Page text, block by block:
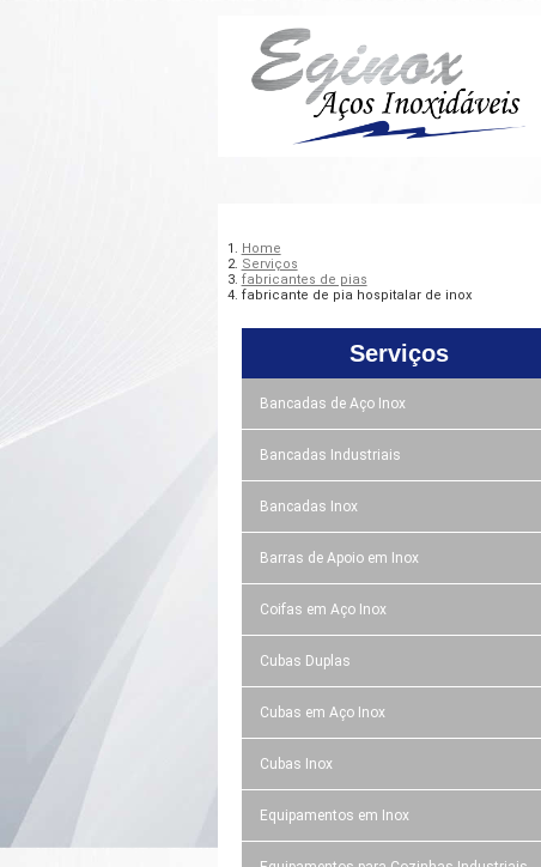
Home
Serviços
fabricantes de pias
fabricante de pia hospitalar de inox
Serviços
Bancadas de Aço Inox
Bancadas Industriais
Bancadas Inox
Barras de Apoio em Inox
Coifas em Aço Inox
Cubas Duplas
Cubas em Aço Inox
Cubas Inox
Equipamentos em Inox